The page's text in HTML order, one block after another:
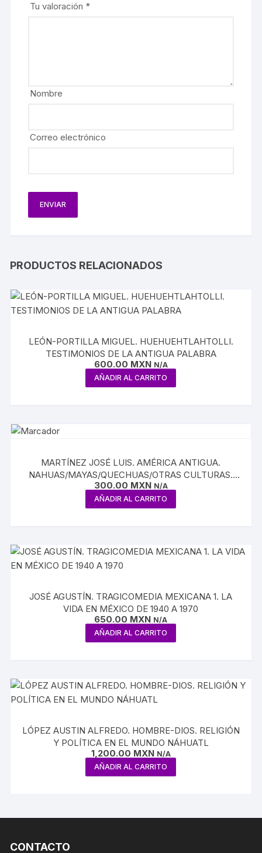
Tu valoración *
Nombre
Correo electrónico
PRODUCTOS RELACIONADOS
LEÓN-PORTILLA MIGUEL. HUEHUEHTLAHTOLLI.
TESTIMONIOS DE LA ANTIGUA PALABRA
600.00 MXN N/A
AÑADIR AL CARRITO
MARTÍNEZ JOSÉ LUIS. AMÉRICA ANTIGUA.
NAHUAS/MAYAS/QUECHUAS/OTRAS CULTURAS.
VOLUMEN VI
300.00 MXN N/A
AÑADIR AL CARRITO
JOSÉ AGUSTÍN. TRAGICOMEDIA MEXICANA 1. LA
VIDA EN MÉXICO DE 1940 A 1970
650.00 MXN N/A
AÑADIR AL CARRITO
LÓPEZ AUSTIN ALFREDO. HOMBRE-DIOS. RELIGIÓN
Y POLÍTICA EN EL MUNDO NÁHUATL
1,200.00 MXN N/A
AÑADIR AL CARRITO
CONTACTO